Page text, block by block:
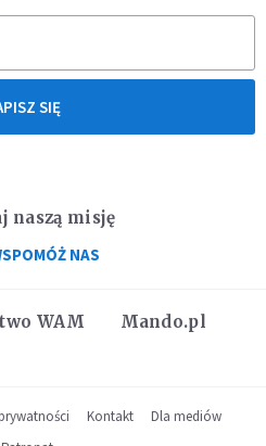
SIĘ
WAM
Mando.pl
naszą misję
NAS
Kontakt
Dla mediów